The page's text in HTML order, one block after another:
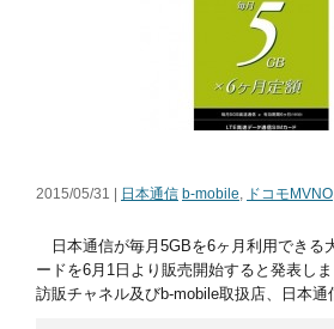
2015/05/31 | 日本通信 b-mobile, ドコモMVNO
日本通信が毎月5GBを6ヶ月利用できる
ードを6月1日より販売開始すると発表し
訪販チャネル及びb-mobile取扱店、日本